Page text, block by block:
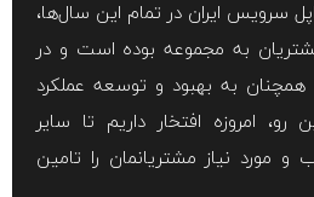
سرویس ایران در تمام این سال‌ها،
به مجموعه بوده است و در
به بهبود و توسعه عملکرد
امروزه افتخار داریم تا سایر
مورد نیاز مشتریانمان را تامین